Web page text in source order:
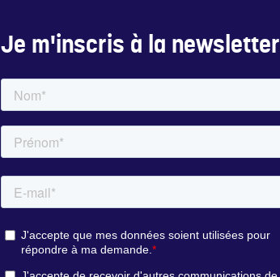
Je m'inscris à la newsletter